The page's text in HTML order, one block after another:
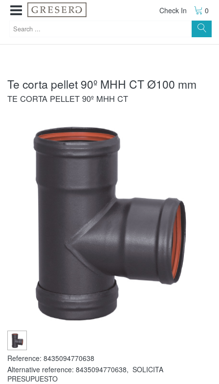
Check In 0
Te corta pellet 90º MHH CT Ø100 mm
TE CORTA PELLET 90º MHH CT
Reference: 8435094770638
Alternative reference: 8435094770638, SOLICITA
PRESUPUESTO